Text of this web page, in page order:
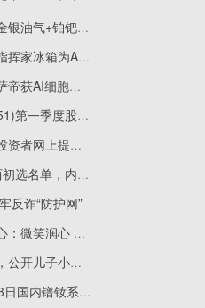
一张图看商品支撑阻力：金银油气+铂钯铜农产品期货(2026年5月22日)
中国家电院认证，卡萨帝指挥家冰箱为AI细胞级解冻原创者
从储存到解冻全新鲜！卡萨帝获AI细胞级养鲜冰箱原创品牌
焦点消息！裕元集团(00551)第一季度股东应占溢利3517.9万美元 同比减少53.56%
【调研快报】乔治白接待投资者网上提问调研
安切洛蒂：5天后公布巴西初选名单，内马尔是否入选取决于状态
反诈“防护网”
视讯！淄博市精神卫生中心：微笑润心 温暖同行
何穗母亲节首晒儿子合照，公开儿子小名，源自陈伟霆
每日热门：生意社：5月13日国内镨钕系稀土价格下滑